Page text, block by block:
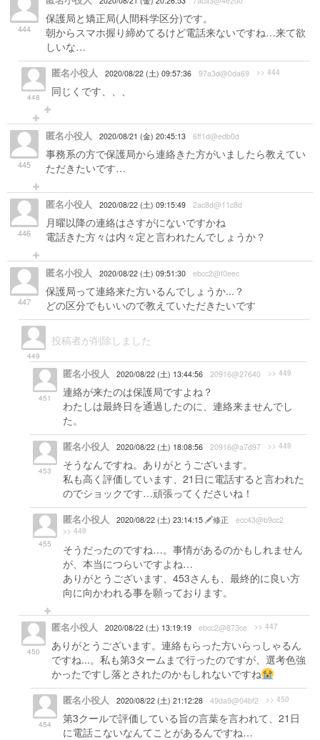
444
保護局と矯正局(人間科学区分)です。
朝からスマホ握り締めてるけど電話来ないですね…来て欲
しいな…
448
匿名小役人 2020/08/22 (土) 09:57:36 97a3d@0da69 >> 444
同じくです、、、
445
匿名小役人 2020/08/21 (金) 20:45:13 6ff1d@edb0d
事務系の方で保護局から連絡きた方がいましたら教えてい
ただきたいです…
446
匿名小役人 2020/08/22 (土) 09:15:49 2ac8d@11c8d
月曜以降の連絡はさすがにないですかね
電話きた方々は内々定と言われたんでしょうか？
447
匿名小役人 2020/08/22 (土) 09:51:30 ebcc2@f0eec
保護局って連絡来た方いるんでしょうか...？
どの区分でもいいので教えていただきたいです
449
投稿者が削除しました
451
匿名小役人 2020/08/22 (土) 13:44:56 20916@27640 >> 449
連絡が来たのは保護局ですよね？
わたしは最終日を通過したのに、連絡来ませんでし
た。
453
匿名小役人 2020/08/22 (土) 18:08:56 20916@a7d97 >> 449
そうなんですね。ありがとうございます。
私も高く評価しています、21日に電話すると言われた
のでショックです…頑張ってくださいね！
455
匿名小役人 2020/08/22 (土) 23:14:15 修正 ecc43@b9cc2
>> 449
そうだったのですね…。事情があるのかもしれません
が、本当につらいですよね…
ありがとうございます、453さんも、最終的に良い方
向に向かわれる事を願っております。
450
匿名小役人 2020/08/22 (土) 13:19:19 ebcc2@873ce >> 447
ありがとうございます。連絡もらった方いらっしゃるん
ですね...。私も第3タームまで行ったのですが、選考色強
かったですし落とされたのかもしれないですね
454
匿名小役人 2020/08/22 (土) 21:12:28 49da9@04bf2 >> 450
第3クールで評価している旨の言葉を言われて、21日
に電話こないなんてことがあるんですね…